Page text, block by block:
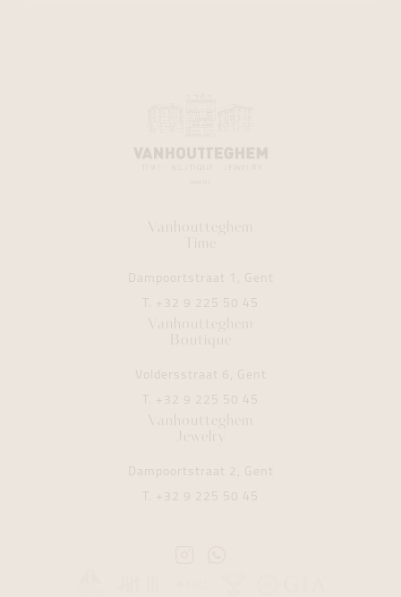
Vanhoutteghem
Time
Dampoortstraat 1, Gent
T. +32 9 225 50 45
Vanhoutteghem
Boutique
Voldersstraat 6, Gent
T. +32 9 225 50 45
Vanhoutteghem
Jewelry
Dampoortstraat 2, Gent
T. +32 9 225 50 45